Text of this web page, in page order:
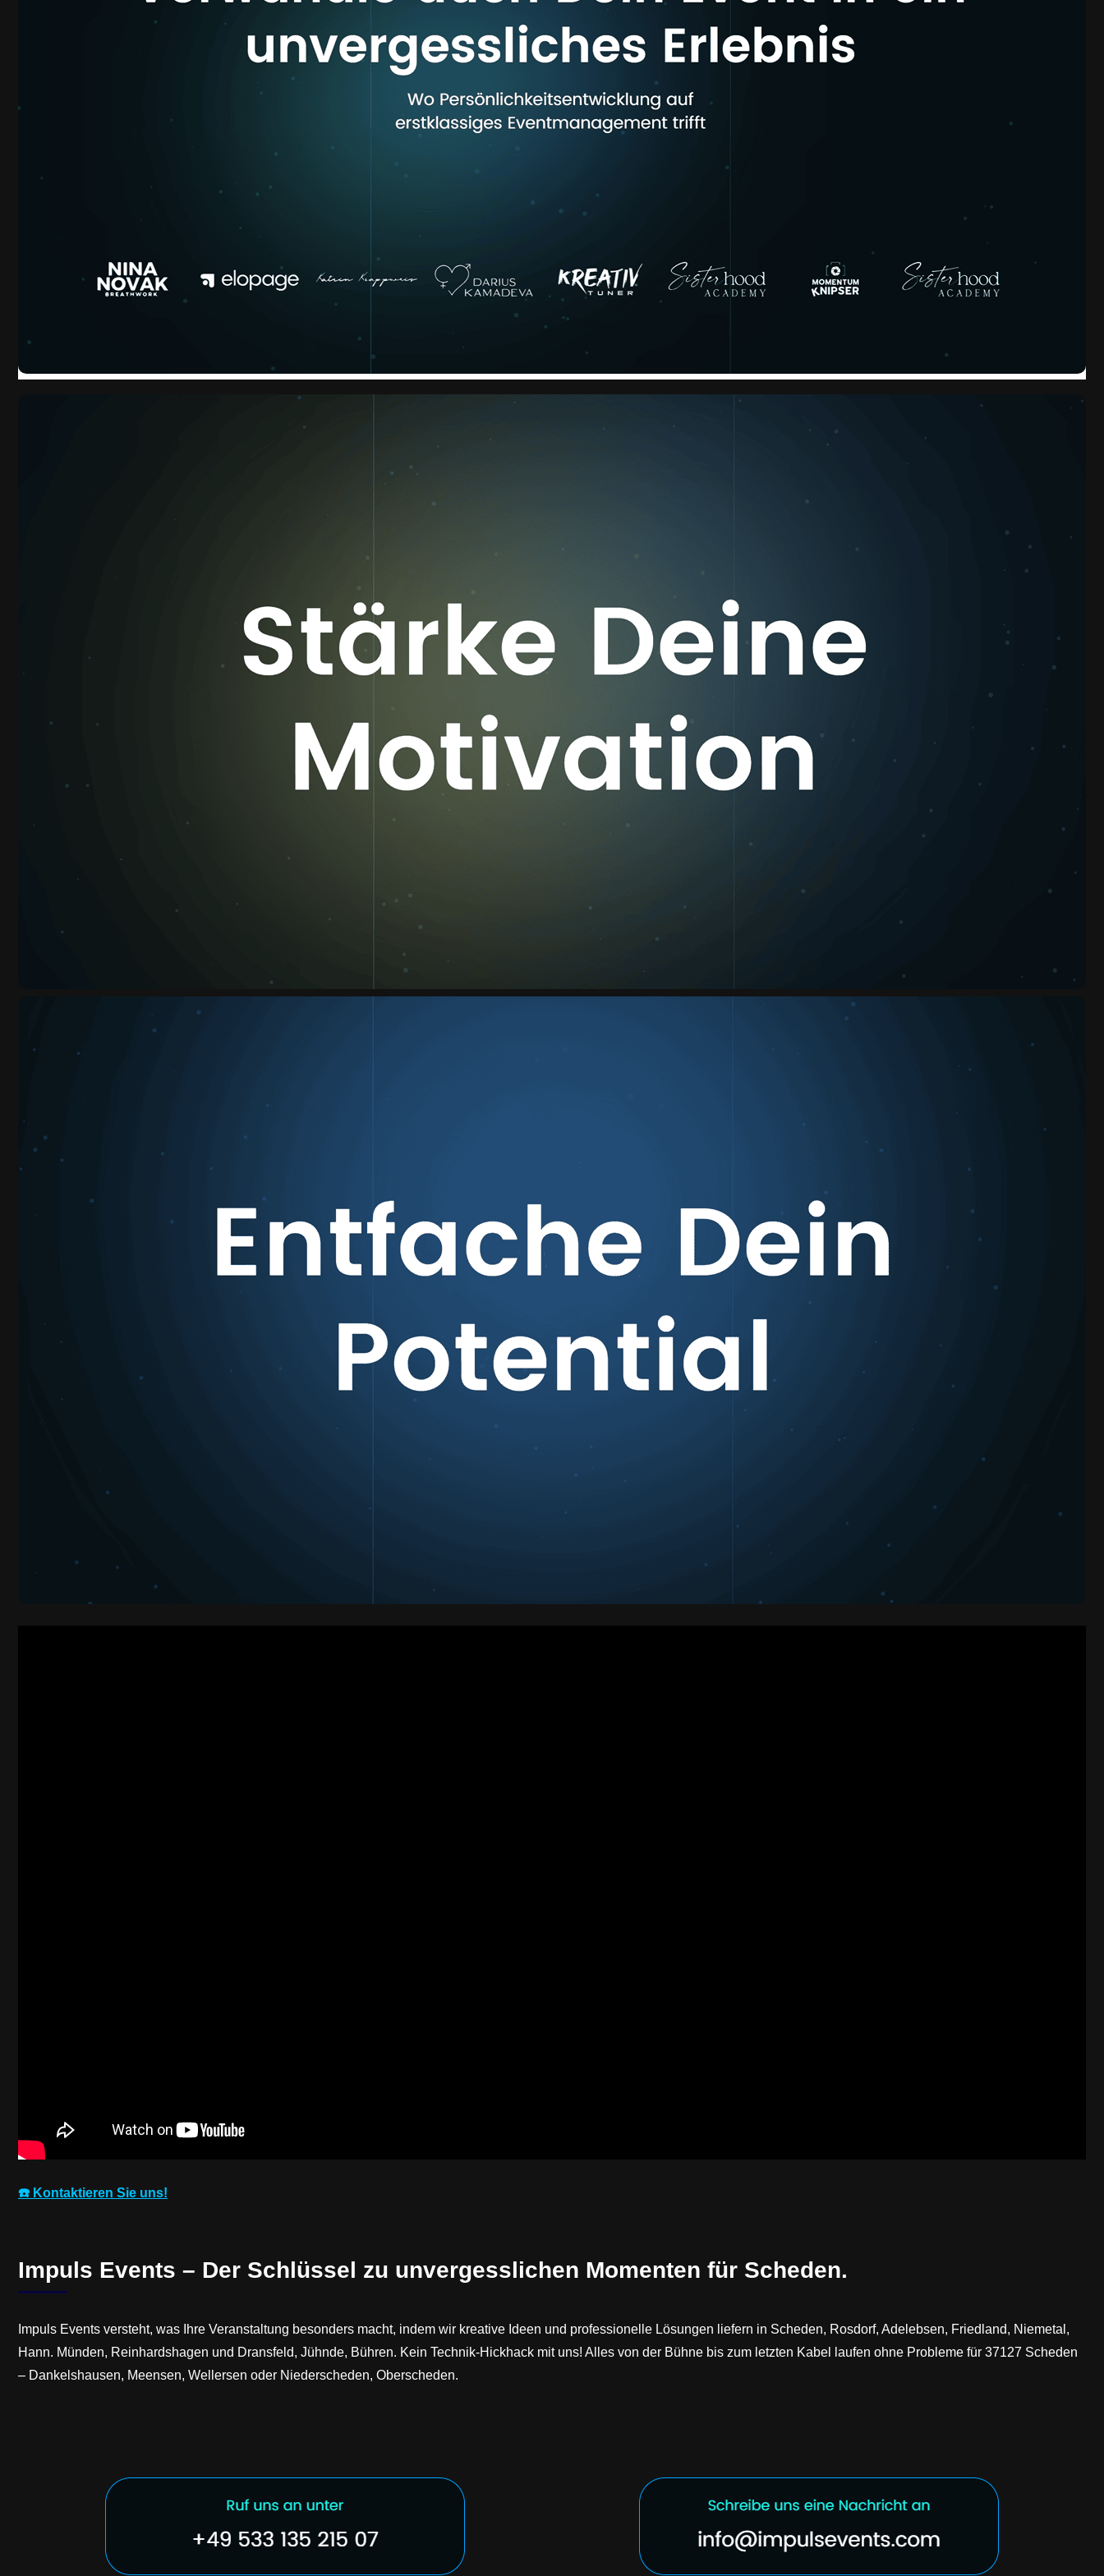
☎️ Kontaktieren Sie uns!
Impuls Events – Der Schlüssel zu unvergesslichen Momenten für Scheden.
Impuls Events versteht, was Ihre Veranstaltung besonders macht, indem wir kreative Ideen und professionelle Lösungen liefern in Scheden, Rosdorf, Adelebsen, Friedland, Niemetal,
Hann. Münden, Reinhardshagen und Dransfeld, Jühnde, Bühren. Kein Technik-Hickhack mit uns! Alles von der Bühne bis zum letzten Kabel laufen ohne Probleme für 37127 Scheden
– Dankelshausen, Meensen, Wellersen oder Niederscheden, Oberscheden.